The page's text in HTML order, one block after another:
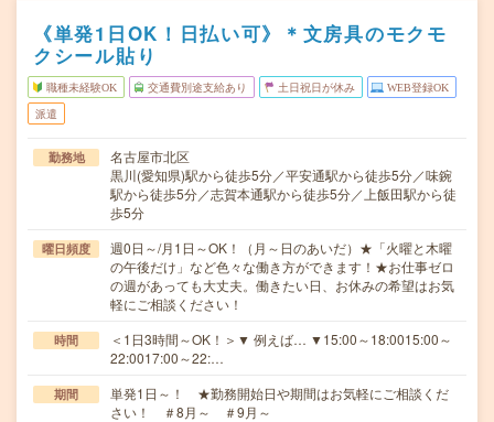
《単発1日OK！日払い可》＊文房具のモクモ
クシール貼り
職種未経験OK 交通費別途支給あり 土日祝日が休み WEB登録OK
派遣
勤務地
名古屋市北区
黒川(愛知県)駅から徒歩5分／平安通駅から徒歩5分／味鋺
駅から徒歩5分／志賀本通駅から徒歩5分／上飯田駅から徒
歩5分
曜日頻度
週0日～/月1日～OK！（月～日のあいだ）★「火曜と木曜
の午後だけ」など色々な働き方ができます！★お仕事ゼロ
の週があっても大丈夫。働きたい日、お休みの希望はお気
軽にご相談ください！
時間
＜1日3時間～OK！＞▼ 例えば… ▼15:00～18:0015:00～
22:0017:00～22:…
期間
単発1日～！ ★勤務開始日や期間はお気軽にご相談くだ
さい！ ＃8月～ ＃9月～